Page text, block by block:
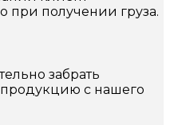
при получении груза.
забрать
с нашего